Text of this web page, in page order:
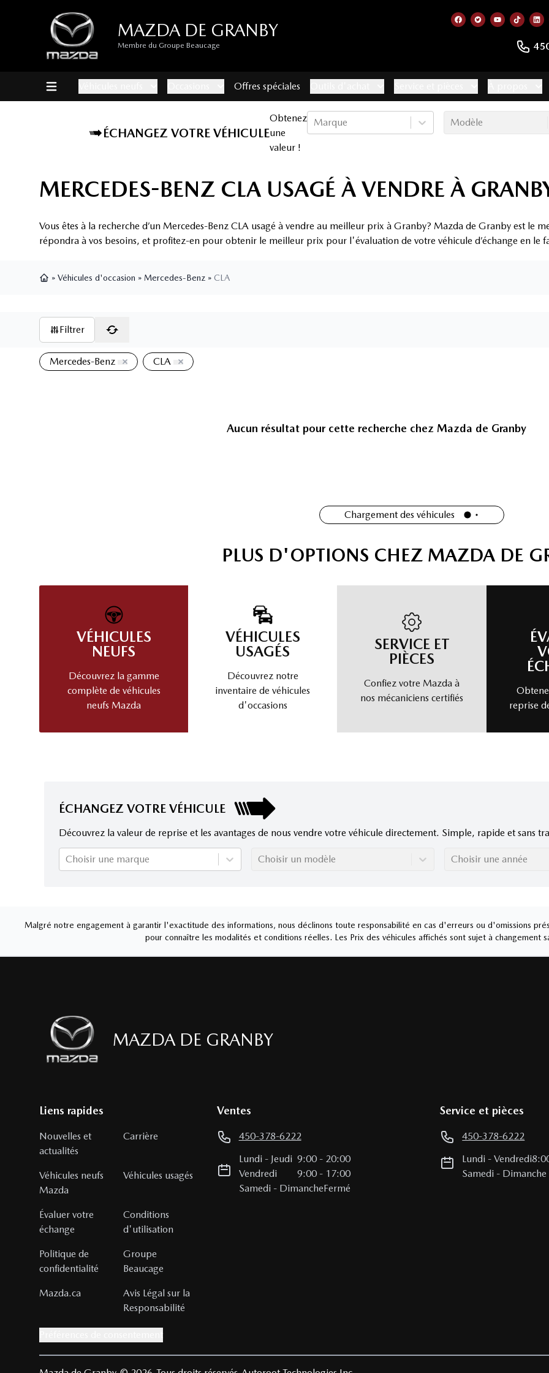
MAZDA DE GRANBY
Membre du Groupe Beaucage
Lien vers notre page
Lien vers notre
Lien vers
Lien
Offres spéciales
ÉCHANGEZ VOTRE VÉHICULE
Obtenez
une
valeur !
Marque Modèle
MERCEDES-BENZ CLA USAGÉ À VENDRE À
Vous êtes à la recherche d’un Mercedes-Benz CLA usagé à vendre au meilleur prix à Granby? Mazda de Granby est le
répondra à vos besoins, et profitez-en pour obtenir le meilleur prix pour l'évaluation de votre véhicule d’échange en le
» Véhicules d'occasion » Mercedes-Benz » CLA
Filtrer
Mercedes-Benz CLA
Aucun résultat pour cette recherche chez Mazda de Granby
Chargement des véhicules
PLUS D'OPTIONS CHEZ MAZDA DE
VÉHICULES
NEUFS
Découvrez la gamme
complète de véhicules
neufs Mazda
VÉHICULES
USAGÉS
Découvrez notre
inventaire de véhicules
d'occasions
SERVICE ET
PIÈCES
Confiez votre Mazda à
nos mécaniciens certifiés
reprise
ÉCHANGEZ VOTRE VÉHICULE
Découvrez la valeur de reprise et les avantages de nous vendre votre véhicule directement. Simple, rapide et sans
Choisir une marque Choisir un modèle Choisir une année
Malgré notre engagement à garantir l'exactitude des informations, nous déclinons toute responsabilité en cas d'erreurs ou d'omissions
pour connaître les modalités et conditions réelles. Les Prix des véhicules affichés sont sujet à changement
MAZDA DE GRANBY
Liens rapides
Nouvelles et
actualités
Carrière
Véhicules neufs
Mazda
Véhicules usagés
Évaluer votre
échange
Conditions
d'utilisation
Politique de
confidentialité
Groupe
Beaucage
Mazda.ca
Avis Légal sur la
Responsabilité
Ventes
450-378-6222
Lundi - Jeudi 9:00- 20:00
Vendredi
9:00- 17:00
Samedi - DimancheFermé
Service et pièces
450-378-6222
Lundi -Vendredi
Samedi - Dimanche